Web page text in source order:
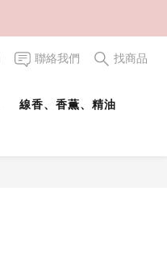
聯絡我們 找商品
線香、香薫、精油
立即購買